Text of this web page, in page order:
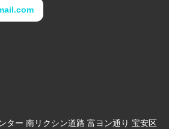
ター 南リクシン道路 富ヨン通り 宝安区